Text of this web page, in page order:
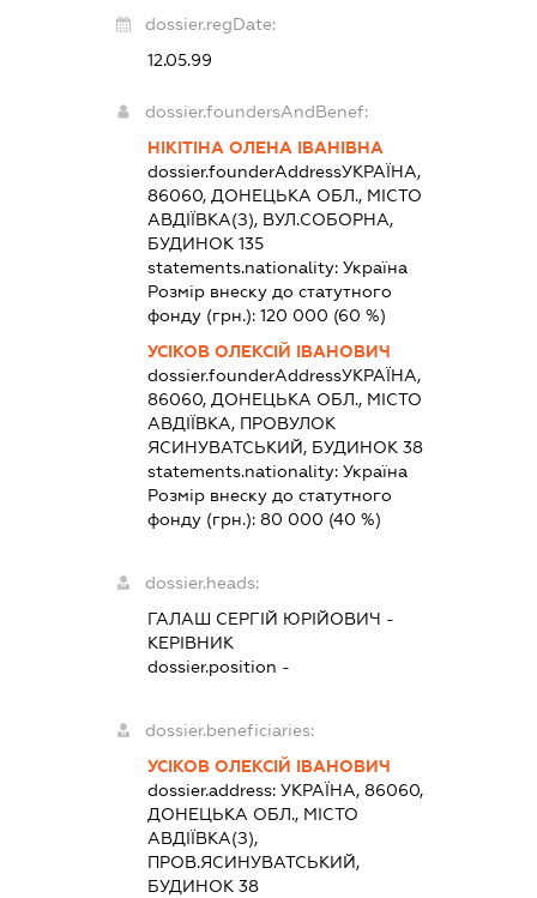
dossier.regDate:
12.05.99
dossier.foundersAndBenef:
НІКІТІНА ОЛЕНА ІВАНІВНА
dossier.founderAddressУКРАЇНА,
86060, ДОНЕЦЬКА ОБЛ., МІСТО
АВДІЇВКА(З), ВУЛ.СОБОРНА,
БУДИНОК 135
statements.nationality: Україна
Розмір внеску до статутного
фонду (грн.): 120 000 (60 %)
УСІКОВ ОЛЕКСІЙ ІВАНОВИЧ
dossier.founderAddressУКРАЇНА,
86060, ДОНЕЦЬКА ОБЛ., МІСТО
АВДІЇВКА, ПРОВУЛОК
ЯСИНУВАТСЬКИЙ, БУДИНОК 38
statements.nationality: Україна
Розмір внеску до статутного
фонду (грн.): 80 000 (40 %)
dossier.heads:
ГАЛАШ СЕРГІЙ ЮРІЙОВИЧ -
КЕРІВНИК
dossier.position -
dossier.beneficiaries:
УСІКОВ ОЛЕКСІЙ ІВАНОВИЧ
dossier.address: УКРАЇНА, 86060,
ДОНЕЦЬКА ОБЛ., МІСТО
АВДІЇВКА(З),
ПРОВ.ЯСИНУВАТСЬКИЙ,
БУДИНОК 38